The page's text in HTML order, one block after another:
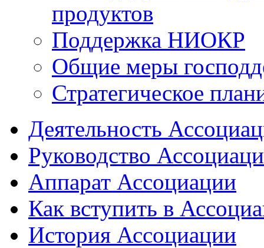
продуктов
Поддержка НИОКР
Общие меры
Стратегическое
Деятельность
Руководство
Аппарат Ассоциации
Как вступить в
История Ассоциации